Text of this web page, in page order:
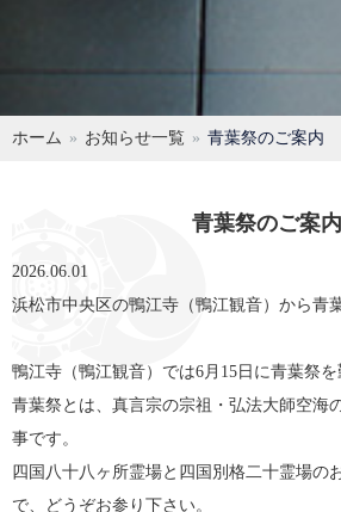
ホーム お知らせ一覧 青葉祭のご案内
青葉祭のご案内
2026.06.01
浜松市中央区の鴨江寺（鴨江観音）から青
鴨江寺（鴨江観音）では6月15日に青葉祭を
青葉祭とは、真言宗の宗祖・弘法大師空海
事です。
四国八十八ヶ所霊場と四国別格二十霊場の
で、どうぞお参り下さい。